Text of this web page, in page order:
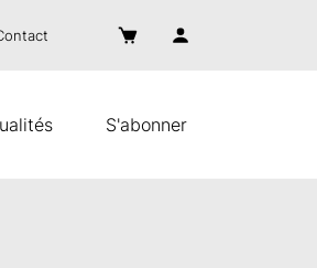
S'abonner